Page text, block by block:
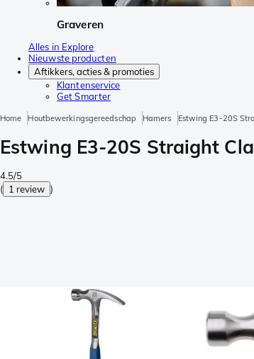
Graveren
Alles in Explore
Nieuwste producten
Aftikkers, acties & promoties
Klantenservice
Get Smarter
Home Houtbewerkingsgereedschap Hamers Estwing E3-20S
Estwing E3-20S Straight
4.5/5
( 1 review )